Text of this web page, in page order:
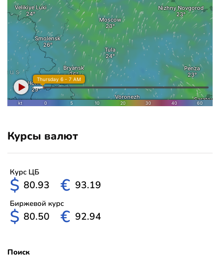
Курсы валют
Курс ЦБ
$ 80.93 € 93.19
Биржевой курс
$ 80.50 € 92.94
Поиск